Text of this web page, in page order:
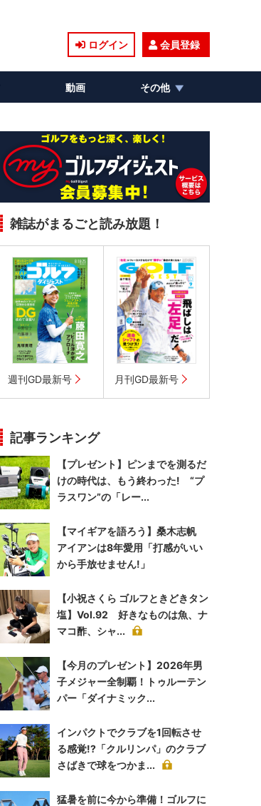
ログイン 会員登録
動画 その他
雑誌がまるごと読み放題！
週刊GD最新号 月刊GD最新号
記事ランキング
【プレゼント】ピンまでを測るだ
けの時代は、もう終わった! “プ
ラスワン”の「レー...
【マイギアを語ろう】桑木志帆
アイアンは8年愛用「打感がいい
から手放せません!」
【小祝さくら ゴルフときどきタン
塩】Vol.92 好きなものは魚、ナ
マコ酢、シャ...
【今月のプレゼント】2026年男
子メジャー全制覇！トゥルーテン
パー「ダイナミック...
インパクトでクラブを1回転させ
る感覚!?「クルリンパ」のクラブ
さばきで球をつかま...
猛暑を前に今から準備！ゴルフに